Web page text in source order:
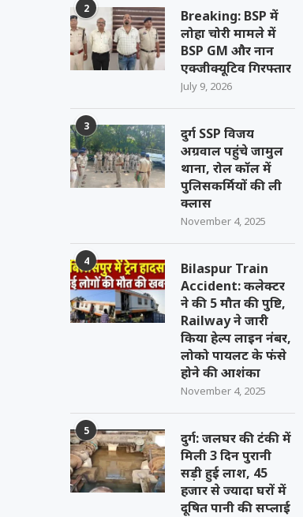
2
Breaking: BSP में
लोहा चोरी मामले में
BSP GM और नान
एक्जीक्यूटिव गिरफ्तार
July 9, 2026
3
दुर्ग SSP विजय
अग्रवाल पहुंचे जामुल
थाना, रोल कॉल में
पुलिसकर्मियों की ली
क्लास
November 4, 2025
4
Bilaspur Train
Accident: कलेक्टर
ने की 5 मौत की पुष्टि,
Railway ने जारी
किया हेल्प लाइन नंबर,
लोको पायलट के फंसे
होने की आशंका
November 4, 2025
5
दुर्ग: जलघर की टंकी में
मिली 3 दिन पुरानी
सड़ी हुई लाश, 45
हजार से ज्यादा घरों में
दूषित पानी की सप्लाई